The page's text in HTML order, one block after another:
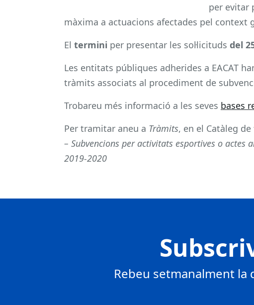
per evitar
màxima a actuacions afectades pel context
El termini per presentar les sol·licituds del
Les entitats públiques adherides a EACAT
tràmits associats al procediment de
Trobareu més informació a les seves bases
Per tramitar aneu a Tràmits, en el Catàleg
– Subvencions per activitats esportives o
2019-2020
Rebeu setmanalment la